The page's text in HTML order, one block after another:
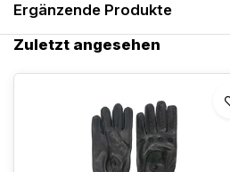
Ergänzende Produkte
Zuletzt angesehen